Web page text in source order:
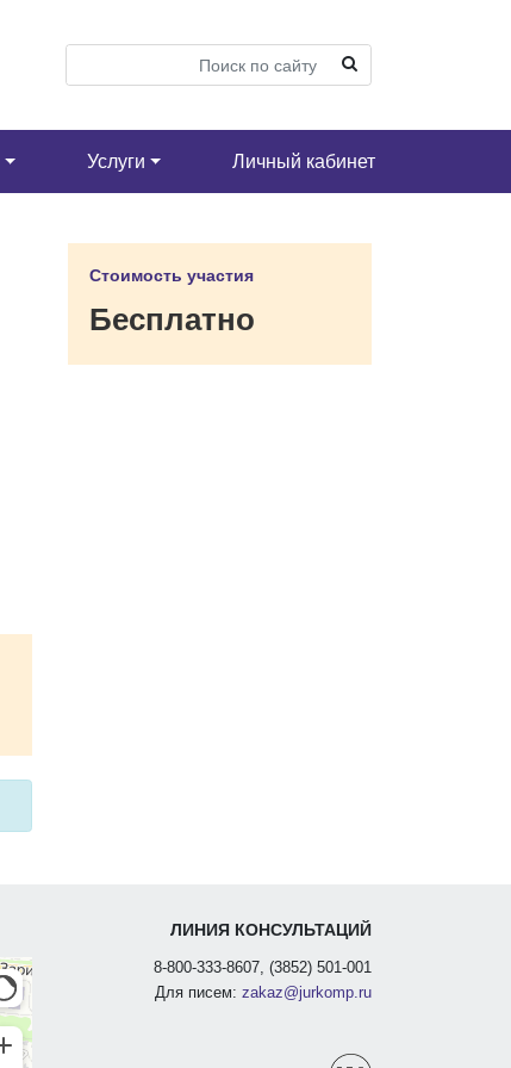
Услуги Личный кабинет
Стоимость участия
Бесплатно
ЛИНИЯ КОНСУЛЬТАЦИЙ
8-800-333-8607, (3852) 501-001
Для писем: zakaz@jurkomp.ru